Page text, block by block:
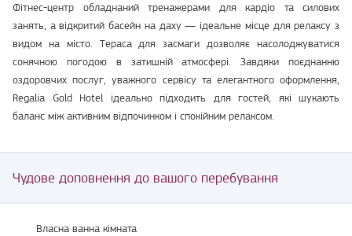
Фітнес-центр обладнаний тренажерами для кардіо та силових
занять, а відкритий басейн на даху — ідеальне місце для релаксу з
видом на місто. Тераса для засмаги дозволяє насолоджуватися
сонячною погодою в затишній атмосфері. Завдяки поєднанню
оздоровчих послуг, уважного сервісу та елегантного оформлення,
Regalia Gold Hotel ідеально підходить для гостей, які шукають
баланс між активним відпочинком і спокійним релаксом.
Чудове доповнення до вашого перебування
Власна ванна кімната